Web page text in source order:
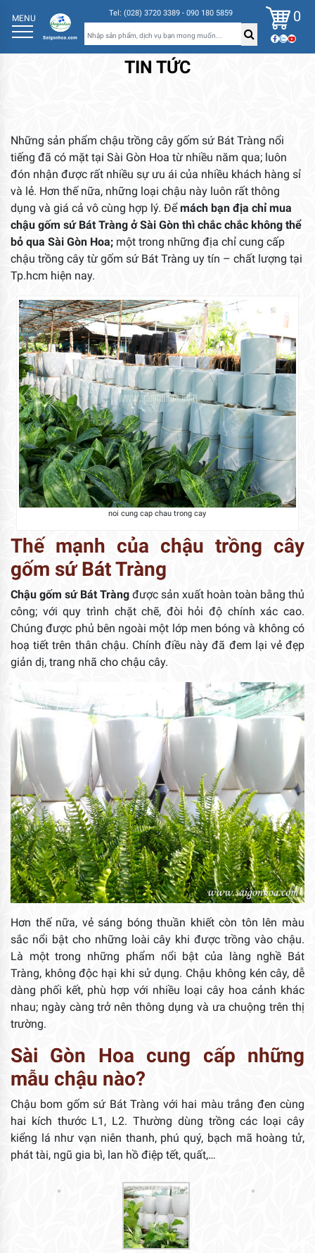
MENU Tel: (028) 3720 3389 - 090 180 5859 0
TIN TỨC
Những sản phẩm chậu trồng cây gốm sứ Bát Tràng nổi
tiếng đã có mặt tại Sài Gòn Hoa từ nhiều năm qua; luôn
đón nhận được rất nhiều sự ưu ái của nhiều khách hàng sỉ
và lẻ. Hơn thế nữa, những loại chậu này luôn rất thông
dụng và giá cả vô cùng hợp lý. Đểmách bạn địa chỉ mua
chậu gốm sứ Bát Tràng ở Sài Gòn thì chắc chắc không thể
bỏ qua Sài Gòn Hoa; một trong những địa chỉ cung cấp
chậu trồng cây từ gốm sứ Bát Tràng uy tín – chất lượng tại
Tp.hcm hiện nay.
noi cung cap chau trong cay
Thế mạnh của chậu trồng cây
gốm sứ Bát Tràng
Chậu gốm sứ Bát Tràng được sản xuất hoàn toàn bằng thủ
công; với quy trình chặt chẽ, đòi hỏi độ chính xác cao.
Chúng được phủ bên ngoài một lớp men bóng và không có
hoạ tiết trên thân chậu. Chính điều này đã đem lại vẻ đẹp
giản dị, trang nhã cho chậu cây.
Hơn thế nữa, vẻ sáng bóng thuần khiết còn tôn lên màu
sắc nổi bật cho những loài cây khi được trồng vào chậu.
Là một trong những phẩm nổi bật của làng nghề Bát
Tràng, không độc hại khi sử dụng. Chậu không kén cây, dễ
dàng phối kết, phù hợp với nhiều loại cây hoa cảnh khác
nhau; ngày càng trở nên thông dụng và ưa chuộng trên thị
trường.
Sài Gòn Hoa cung cấp những
mẫu chậu nào?
Chậu bom gốm sứ Bát Tràng với hai màu trắng đen cùng
hai kích thước L1, L2. Thường dùng trồng các loại cây
kiểng lá như vạn niên thanh, phú quý, bạch mã hoàng tử,
phát tài, ngũ gia bì, lan hồ điệp tết, quất,…